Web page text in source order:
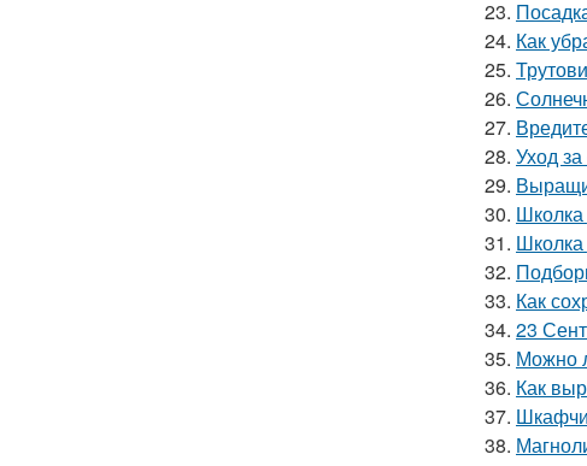
23.
24. Как
25.
26.
27.
28. Уход
29.
30.
31. Школка
32.
33. Как
34. 23
35. Можно
36. Как
37.
38.